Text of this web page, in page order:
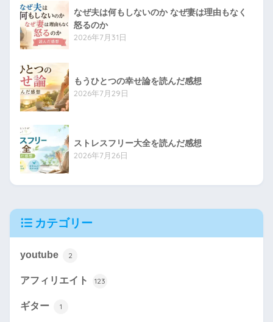
なぜ夫は何もしないのか なぜ妻は理由もなく
怒るのか
2026年7月31日
もうひとつの幸せ論を読んだ感想
2026年7月29日
ストレスフリー大全を読んだ感想
2026年7月26日
カテゴリー
youtube 2
アフィリエイト 123
ギター 1